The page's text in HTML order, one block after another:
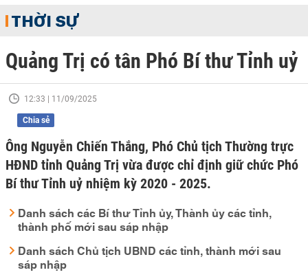
THỜI SỰ
Quảng Trị có tân Phó Bí thư Tỉnh uỷ
12:33 | 11/09/2025
Chia sẻ
Ông Nguyễn Chiến Thắng, Phó Chủ tịch Thường trực
HĐND tỉnh Quảng Trị vừa được chỉ định giữ chức Phó
Bí thư Tỉnh uỷ nhiệm kỳ 2020 - 2025.
Danh sách các Bí thư Tỉnh ủy, Thành ủy các tỉnh,
thành phố mới sau sáp nhập
Danh sách Chủ tịch UBND các tỉnh, thành mới sau
sáp nhập